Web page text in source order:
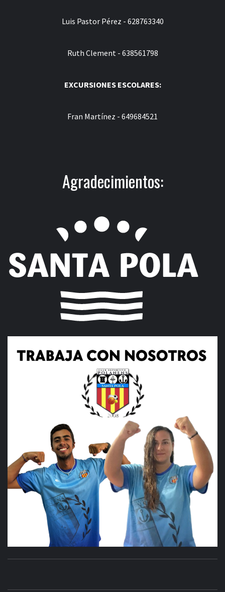
Luis Pastor Pérez - 628763340
Ruth Clement - 638561798
EXCURSIONES ESCOLARES:
Fran Martínez - 649684521
Agradecimientos:
CLUB